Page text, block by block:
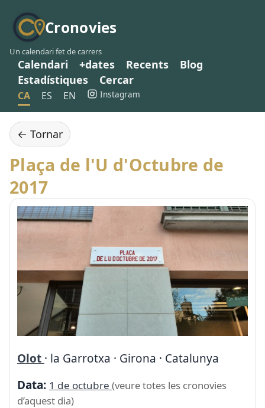
Cronovies
Un calendari fet de carrers
Calendari +dates Recents
Blog
Estadístiques
Cercar
CA ES EN Instagram
← Tornar
Plaça de l'U d'Octubre de
2017
Olot · la Garrotxa · Girona · Catalunya
Data: 1 de octubre (veure totes les cronovies
d’aquest dia)